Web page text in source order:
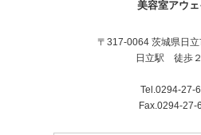
美容室アウェ
〒317-0064 茨城県日
日立駅 徒歩
Tel.0294-27-
Fax.0294-27-